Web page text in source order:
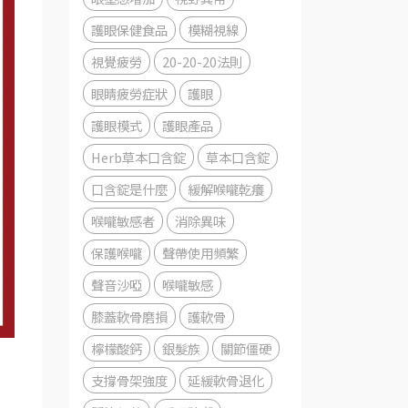
護眼保健食品
模糊視線
視覺疲勞
20-20-20法則
眼睛疲勞症狀
護眼
護眼模式
護眼產品
Herb草本口含錠
草本口含錠
口含錠是什麼
緩解喉嚨乾癢
喉嚨敏感者
消除異味
保護喉嚨
聲帶使用頻繁
聲音沙啞
喉嚨敏感
膝蓋軟骨磨損
護軟骨
檸檬酸鈣
銀髮族
關節僵硬
支撐骨架強度
延緩軟骨退化